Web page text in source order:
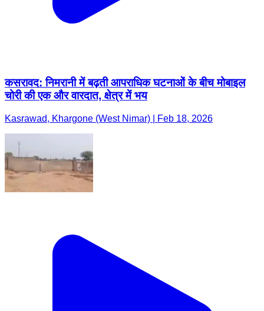
कसरावद: निमरानी में बढ़ती आपराधिक घटनाओं के बीच मोबाइल
चोरी की एक और वारदात, क्षेत्र में भय
Kasrawad, Khargone (West Nimar) | Feb 18, 2026